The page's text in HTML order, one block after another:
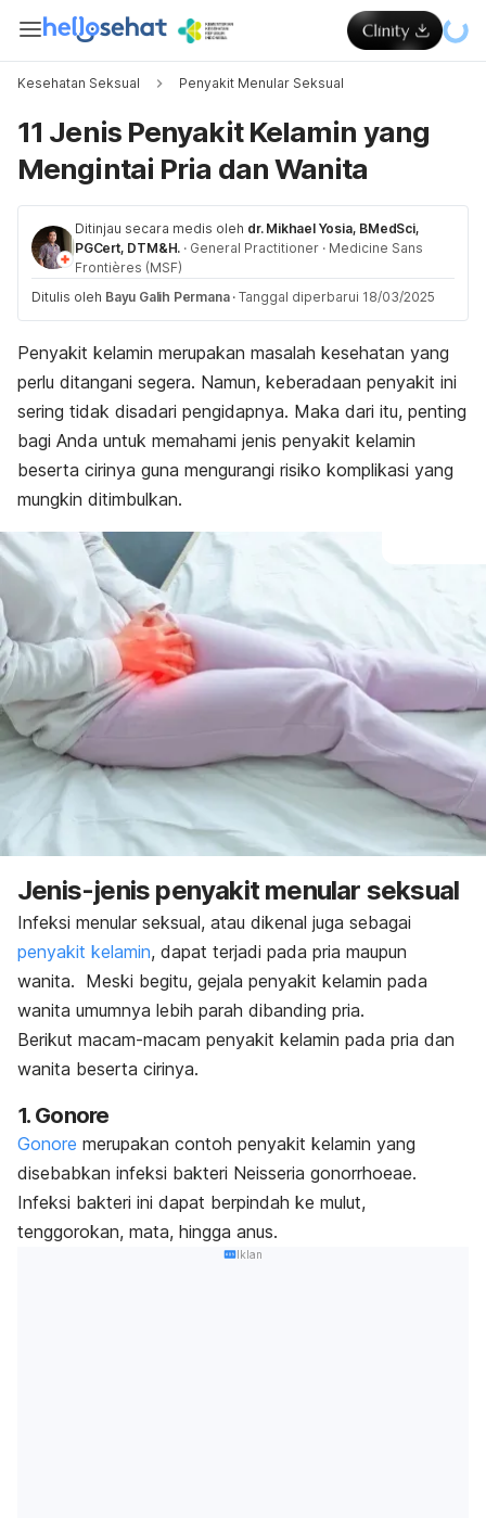
Kesehatan Seksual Penyakit Menular Seksual
11 Jenis Penyakit Kelamin yang
Mengintai Pria dan Wanita
Ditinjau secara medis oleh dr. Mikhael Yosia, BMedSci,
PGCert, DTM&H. · General Practitioner · Medicine Sans
Frontières (MSF)
Ditulis oleh Bayu Galih Permana · Tanggal diperbarui 18/03/2025
Penyakit kelamin merupakan masalah kesehatan yang
perlu ditangani segera. Namun, keberadaan penyakit ini
sering tidak disadari pengidapnya. Maka dari itu, penting
bagi Anda untuk memahami jenis penyakit kelamin
beserta cirinya guna mengurangi risiko komplikasi yang
mungkin ditimbulkan.
Jenis-jenis penyakit menular seksual
Infeksi menular seksual, atau dikenal juga sebagai
penyakit kelamin, dapat terjadi pada pria maupun
wanita. Meski begitu, gejala penyakit kelamin pada
wanita umumnya lebih parah dibanding pria.
Berikut macam-macam penyakit kelamin pada pria dan
wanita beserta cirinya.
1. Gonore
Gonore merupakan contoh penyakit kelamin yang
disebabkan infeksi bakteri Neisseria gonorrhoeae.
Infeksi bakteri ini dapat berpindah ke mulut,
tenggorokan, mata, hingga anus.
Iklan